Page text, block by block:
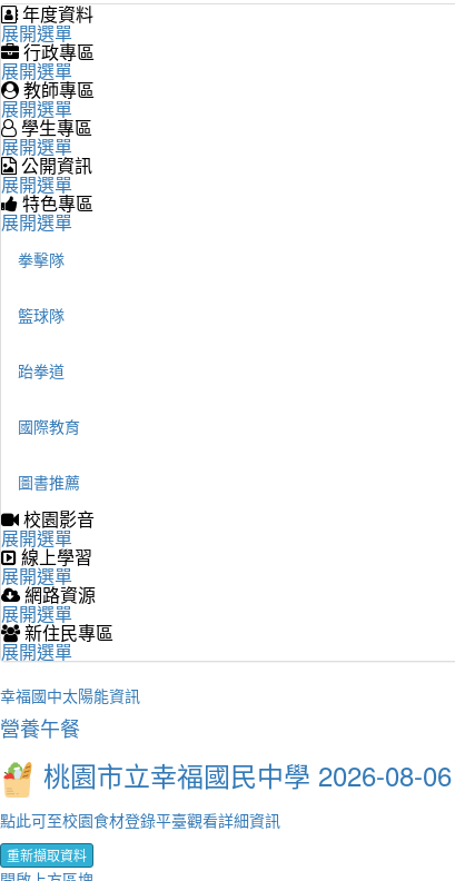
年度資料
展開選單
行政專區
展開選單
教師專區
展開選單
學生專區
展開選單
公開資訊
展開選單
特色專區
展開選單
拳擊隊
籃球隊
跆拳道
國際教育
圖書推薦
校園影音
展開選單
線上學習
展開選單
網路資源
展開選單
新住民專區
展開選單
幸福國中太陽能資訊
營養午餐
桃園市立幸福國民中學 2026-08-
點此可至校園食材登錄平臺觀看詳細資訊
重新擷取資料